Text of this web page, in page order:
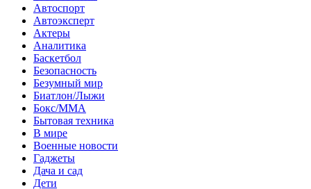
Автоспорт
Автоэксперт
Актеры
Аналитика
Баскетбол
Безопасность
Безумный мир
Биатлон/Лыжи
Бокс/MMA
Бытовая техника
В мире
Военные новости
Гаджеты
Дача и сад
Дети